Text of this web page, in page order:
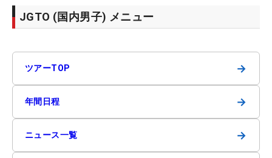
JGTO (国内男子) メニュー
ツアーTOP →
年間日程 →
ニュース一覧 →